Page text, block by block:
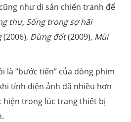
như di sản chiến tranh để
thư, Sống trong sợ hãi
(2006), Đừng đốt(2009), Mùi
là “bước tiến” của dòng phim
tính điện ảnh đã nhiều hơn
hiện trong lúc trang thiết bị